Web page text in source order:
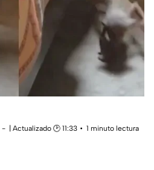
| Actualizado 🕑 11:33
1 minuto lectura